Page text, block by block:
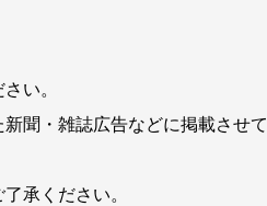
い。
聞・雑誌広告などに掲載させて
承ください。